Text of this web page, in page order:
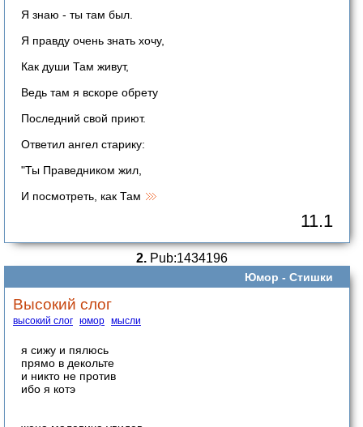
Я знаю - ты там был.
Я правду очень знать хочу,
Как души Там живут,
Ведь там я вскоре обрету
Последний свой приют.
Ответил ангел старику:
"Ты Праведником жил,
И посмотреть, как Там
11.1
2.Pub:1434196
Юмор - Стишки
Высокий слог
высокий слог юмор мысли
я сижу и пялюсь
прямо в декольте
и никто не против
ибо я котэ